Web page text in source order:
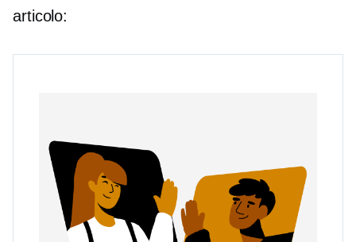
articolo: